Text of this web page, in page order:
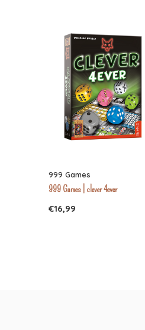
999 Games
999 Games | clever 4ever
€16,99